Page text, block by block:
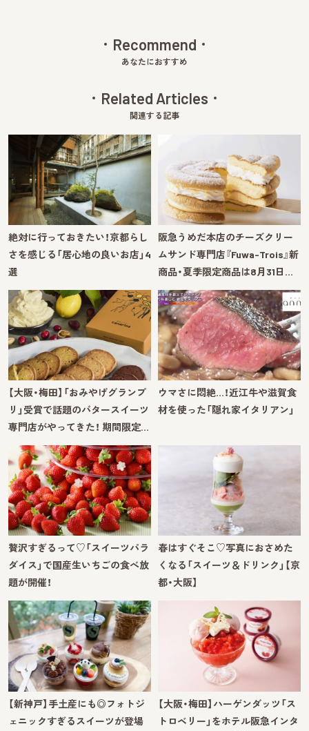
Recommend
あなたにおすすめ
Related Articles
関連する記事
絶対に行っておきたい！京都らし
さを感じる「居心地の良いお店」4
選
阪急うめだ本店のチーズクリー
ムサンド専門店『Fuwa-Trois』新
商品・夏季限定商品は8月31日…
【大阪・梅田】「おみやげグランプ
リ」受賞で話題のバタースイーツ
専門店がやってきた！ 期間限定…
ウマさに悶絶…！近江牛や滋賀食
材を使った「隠れ家イタリアン」
贅沢すぎるって♡「スイーツパラ
ダイス」で国産生いちごの食べ放
題が開催！
春はすぐそこ♡写真におさめた
くなる「スイーツ＆ドリンク」【京
都・大阪】
【新神戸】手土産にも◎フォトジ
ェニックすぎるスイーツが登場
【大阪・梅田】ハーゲンダッツ「ス
トロベリー」をホテル阪急インタ